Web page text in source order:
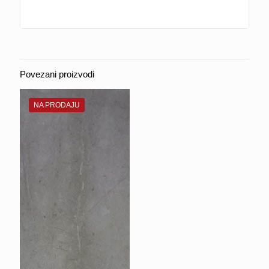
Povezani proizvodi
NA PRODAJU